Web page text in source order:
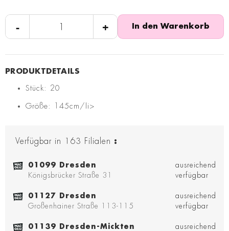
- + In den Warenkorb
Stück: 20
Größe: 145cm/li>
Verfügbar in 163 Filialen :
01099 Dresden
Königsbrücker Straße 31
ausreichend
verfügbar
01127 Dresden
Großenhainer Straße 113-115
ausreichend
verfügbar
01139 Dresden-Mickten
ausreichend